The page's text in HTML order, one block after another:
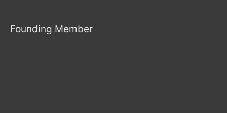
Founding Member